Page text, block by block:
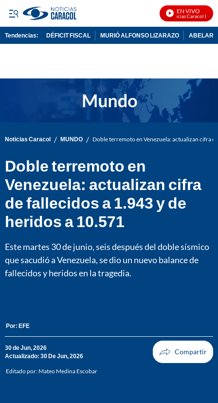
EN VIVO
Noticias Caracol En
Tendencias: DÉFICIT FISCAL MURIÓ ALFONSO LIZARAZO
Noticias Caracol / MUNDO / Doble terremoto en Venezuela: actualizan cifra
Doble terremoto en
Venezuela: actualizan cifra
de fallecidos a 1.943 y de
heridos a 10.571
Este martes 30 de junio, seis después del doble sísmico
que sacudió a Venezuela, se dio un nuevo balance de
fallecidos y heridos en la tragedia.
Por: EFE
30 de Jun, 2026
Actualizado: 30 De Jun, 2026
Editado por: Mateo Medina Escobar